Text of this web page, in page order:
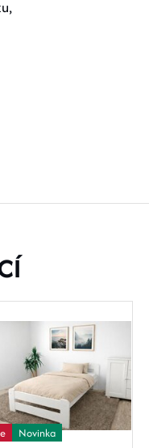
Novinka